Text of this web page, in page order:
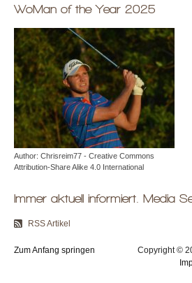
WoMan of the Year 2025
Author: Chrisreim77 - Creative Commons
Attribution-Share Alike 4.0 International
Immer aktuell informiert. Media
RSS Artikel
Zum Anfang springen Copyright ©